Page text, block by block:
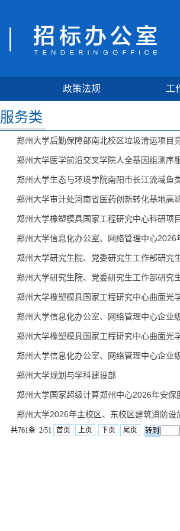
政策法规 工
服务类
郑州大学后勤保障部南北校区垃圾清运项目
郑州大学医学前沿交叉学院人全基因组测序
郑州大学生态与环境学院南阳市长江流域鱼
郑州大学审计处河南省医药创新转化基地高
郑州大学橡塑模具国家工程研究中心科研项
郑州大学信息化办公室、网络管理中心
郑州大学研究生院、党委研究生工作部研究
郑州大学研究生院、党委研究生工作部研究
郑州大学橡塑模具国家工程研究中心曲面光
郑州大学信息化办公室、网络管理中心企业
郑州大学橡塑模具国家工程研究中心曲面光
郑州大学信息化办公室、网络管理中心企业
郑州大学规划与学科建设部
郑州大学国家超级计算郑州中心2026年安
郑州大学2026年主校区、东校区建筑消防
共761条 2/51 首页 上页 下页 尾页